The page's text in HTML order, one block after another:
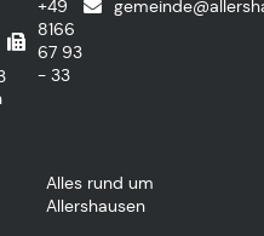
+49
8166
67 93
- 33
Alles rund um
Allershausen